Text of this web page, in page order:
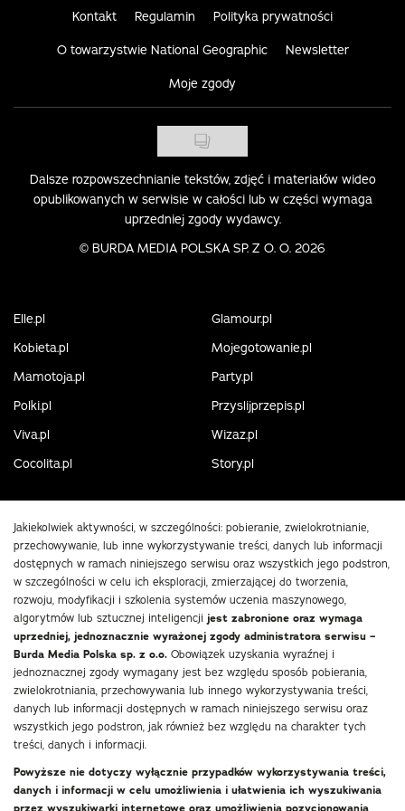
Kontakt Regulamin Polityka prywatności
O towarzystwie National Geographic Newsletter
Moje zgody
Dalsze rozpowszechnianie tekstów, zdjęć i materiałów wideo
opublikowanych w serwisie w całości lub w części wymaga
uprzedniej zgody wydawcy.
© BURDA MEDIA POLSKA SP. Z O. O. 2026
Elle.pl
Glamour.pl
Kobieta.pl
Mojegotowanie.pl
Mamotoja.pl
Party.pl
Polki.pl
Przyslijprzepis.pl
Viva.pl
Wizaz.pl
Cocolita.pl
Story.pl
Jakiekolwiek aktywności, w szczególności: pobieranie, zwielokrotnianie,
przechowywanie, lub inne wykorzystywanie treści, danych lub informacji
dostępnych w ramach niniejszego serwisu oraz wszystkich jego podstron,
w szczególności w celu ich eksploracji, zmierzającej do tworzenia,
rozwoju, modyfikacji i szkolenia systemów uczenia maszynowego,
algorytmów lub sztucznej inteligencji jest zabronione oraz wymaga
uprzedniej, jednoznacznie wyrażonej zgody administratora serwisu –
Burda Media Polska sp. z o.o. Obowiązek uzyskania wyraźnej i
jednoznacznej zgody wymagany jest bez względu sposób pobierania,
zwielokrotniania, przechowywania lub innego wykorzystywania treści,
danych lub informacji dostępnych w ramach niniejszego serwisu oraz
wszystkich jego podstron, jak również bez względu na charakter tych
treści, danych i informacji.
Powyższe nie dotyczy wyłącznie przypadków wykorzystywania treści,
danych i informacji w celu umożliwienia i ułatwienia ich wyszukiwania